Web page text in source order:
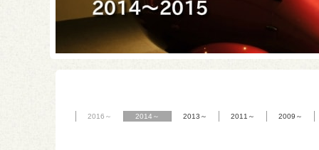
2016～ 2014～ 2013～ 2011～ 2009～